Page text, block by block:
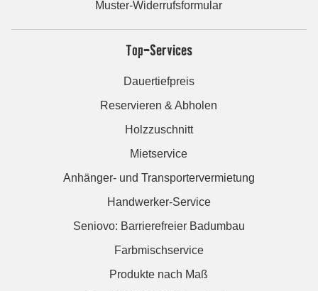
Muster-Widerrufsformular
Top-Services
Dauertiefpreis
Reservieren & Abholen
Holzzuschnitt
Mietservice
Anhänger- und Transportervermietung
Handwerker-Service
Seniovo: Barrierefreier Badumbau
Farbmischservice
Produkte nach Maß